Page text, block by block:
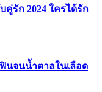
รัก 2024 ใครได้รัก
นจนน้ำตาลในเลือด